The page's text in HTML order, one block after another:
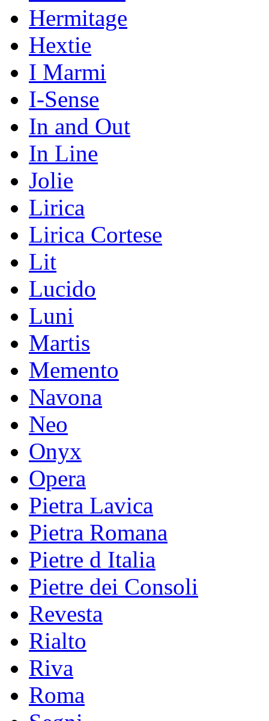
Hermitage
Hextie
I Marmi
I-Sense
In and Out
In Line
Jolie
Lirica
Lirica Cortese
Lit
Lucido
Luni
Martis
Memento
Navona
Neo
Onyx
Opera
Pietra Lavica
Pietra Romana
Pietre d Italia
Pietre dei Consoli
Revesta
Rialto
Riva
Roma